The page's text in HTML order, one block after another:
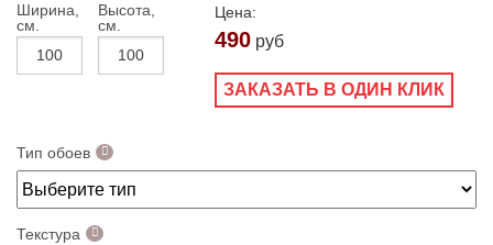
Ширина,
см.
Высота,
см.
Цена:
490 руб
ЗАКАЗАТЬ В ОДИН КЛИК
Тип обоев
Текстура